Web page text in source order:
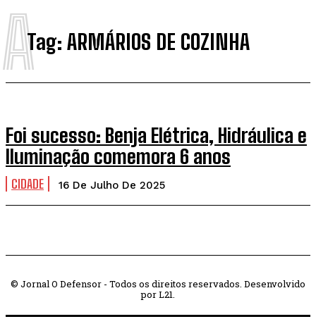
Tag: ARMÁRIOS DE COZINHA
A
Foi sucesso: Benja Elétrica, Hidráulica e
Iluminação comemora 6 anos
CIDADE 16 De Julho De 2025
© Jornal O Defensor - Todos os direitos reservados. Desenvolvido
por L21.